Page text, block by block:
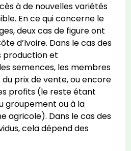
à de nouvelles variétés
En ce qui concerne le
deux cas de figure ont
d’Ivoire. Dans le cas des
production et
semences, les membres
prix de vente, ou encore
profits (le reste étant
groupement ou à la
agricole). Dans le cas des
cela dépend des